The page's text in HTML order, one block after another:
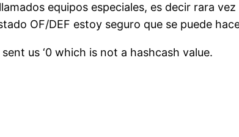
equipos especiales, es decir rara
OF/DEF estoy seguro que se puede
us ‘0 which is not a hashcash value.